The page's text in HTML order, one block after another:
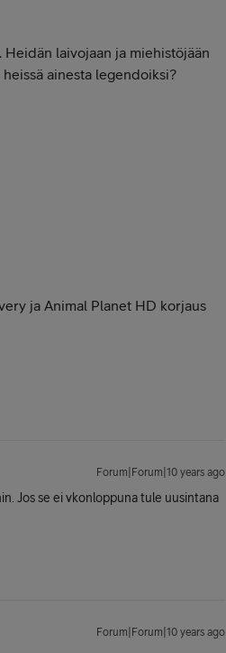
laivojaan ja miehistöjään
ainesta legendoiksi?
ja Animal Planet HD korjaus
Forum|Forum|10 years ago
Jos se ei vkonloppuna tule uusintana
Forum|Forum|10 years ago